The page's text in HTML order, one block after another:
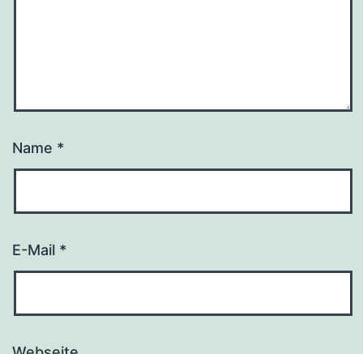
Name *
E-Mail *